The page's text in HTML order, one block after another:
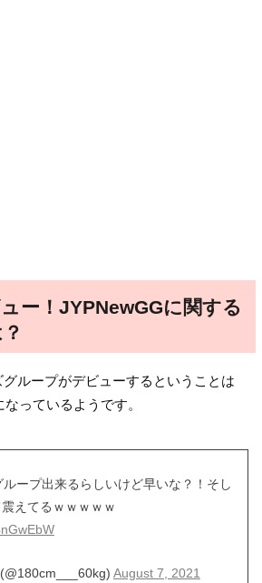
ー！JYPNewGGに関する
ループがデビューするということは
っているようです。
ープ出来るらしいけど早いな？！そし
えてるｗｗｗｗｗ
August 7, 2021